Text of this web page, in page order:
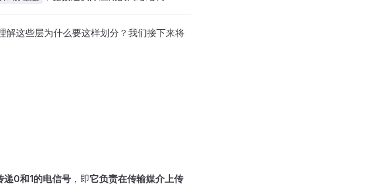
解这些层为什么要这样划分？我们接下来将
递0和1的电信号 ，即它负责在传输媒介上传